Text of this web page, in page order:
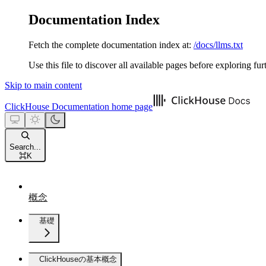
Documentation Index
Fetch the complete documentation index at: /docs/llms.txt
Use this file to discover all available pages before exploring
Skip to main content
ClickHouse Documentation home page
Search...
⌘K
概念
基礎
ClickHouseの基本概念